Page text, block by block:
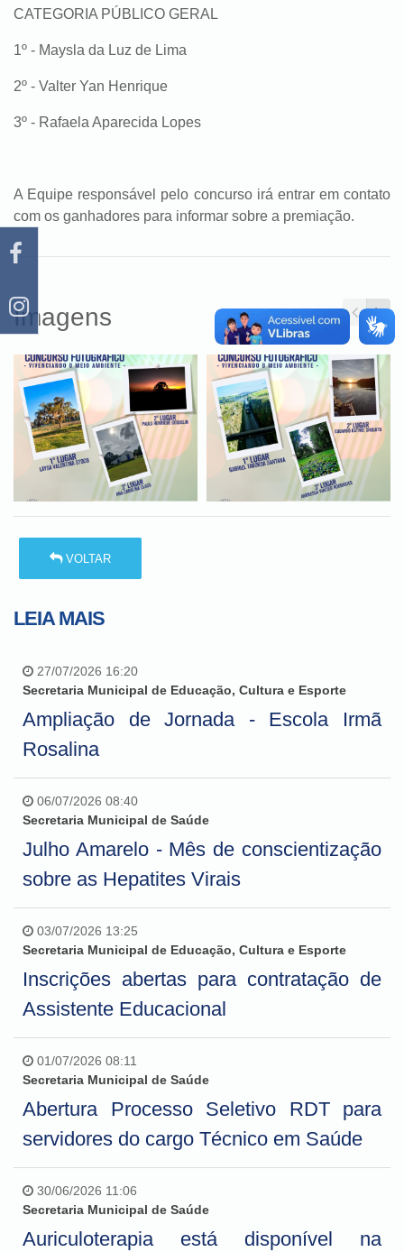
CATEGORIA PÚBLICO GERAL
1º - Maysla da Luz de Lima
2º - Valter Yan Henrique
3º - Rafaela Aparecida Lopes
A Equipe responsável pelo concurso irá entrar em contato
com os ganhadores para informar sobre a premiação.
Imagens
VOLTAR
LEIA MAIS
27/07/2026 16:20
Secretaria Municipal de Educação, Cultura e Esporte
Ampliação de Jornada - Escola Irmã
Rosalina
06/07/2026 08:40
Secretaria Municipal de Saúde
Julho Amarelo - Mês de conscientização
sobre as Hepatites Virais
03/07/2026 13:25
Secretaria Municipal de Educação, Cultura e Esporte
Inscrições abertas para contratação de
Assistente Educacional
01/07/2026 08:11
Secretaria Municipal de Saúde
Abertura Processo Seletivo RDT para
servidores do cargo Técnico em Saúde
30/06/2026 11:06
Secretaria Municipal de Saúde
Auriculoterapia está disponível na